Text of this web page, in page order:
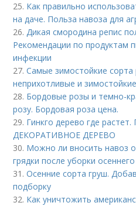
25. Как правильно
на даче. Польза навоза для
26.Дикая смородина репис
Рекомендации по продуктам
инфекции
27.Самые зимостойкие сорта
неприхотливые и зимостойкие
28. Бордовые розы и темно-
розу. Бордовая роза цена.
29. Гинкго дерево где
ДЕКОРАТИВНОЕ ДЕРЕВО
30. Можно ли вносить навоз
грядки после уборки
31.Осенние сорта груш.
подборку
32. Как уничтожить